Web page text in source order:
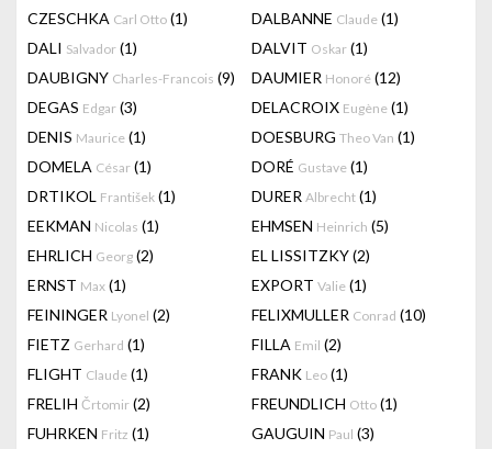
CZESCHKA Carl Otto (1) DALBANNE Claude (1)
DALI Salvador (1) DALVIT Oskar (1)
DAUBIGNY Charles-Francois (9) DAUMIER Honoré (12)
DEGAS Edgar (3) DELACROIX Eugène (1)
DENIS Maurice (1) DOESBURG Theo Van (1)
DOMELA César (1) DORÉ Gustave (1)
DRTIKOL František (1) DURER Albrecht (1)
EEKMAN Nicolas (1) EHMSEN Heinrich (5)
EHRLICH Georg (2) EL LISSITZKY(2)
ERNST Max (1) EXPORT Valie (1)
FEININGER Lyonel (2) FELIXMULLER Conrad (10)
FIETZ Gerhard (1) FILLA Emil (2)
FLIGHT Claude (1) FRANK Leo (1)
FRELIH Črtomir (2) FREUNDLICH Otto (1)
FUHRKEN Fritz (1) GAUGUIN Paul (3)